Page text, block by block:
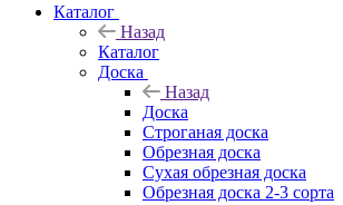
Каталог
Назад
Каталог
Доска
Назад
Доска
Строганая доска
Обрезная доска
Сухая обрезная доска
Обрезная доска 2-3 сорта